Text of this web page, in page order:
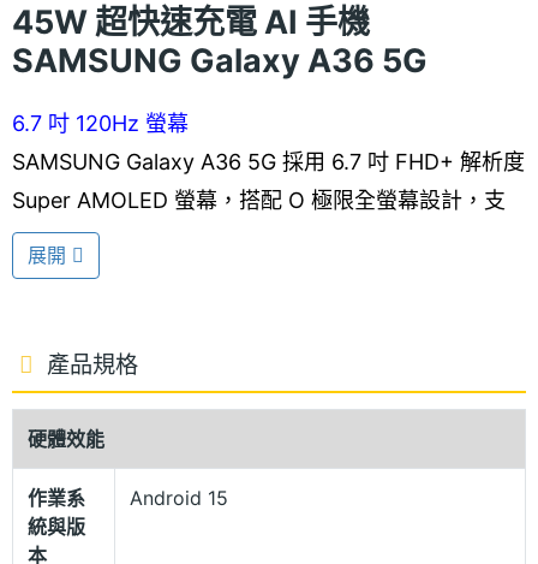
45W 超快速充電 AI 手機
SAMSUNG Galaxy A36 5G
6.7 吋 120Hz 螢幕
SAMSUNG Galaxy A36 5G 採用 6.7 吋 FHD+ 解析度
Super AMOLED 螢幕，搭配 O 極限全螢幕設計，支
援最高 120Hz 螢幕更新率，畫面加倍流暢細膩；螢幕
亮度提升至 1,200nits，即使在戶外畫面也清晰可見。
速解鎖手機、完成身分驗證，有效保護個人隱私不外
洩。
IP67 防塵防水
SAMSUNG Galaxy A36 5G 機身正反兩側都設有康寧
大猩猩 Victus+ 玻璃，不僅能提高手機防摔抗刮的保
展開
產品規格
硬體效能
作業系
統與版
本
Android 15